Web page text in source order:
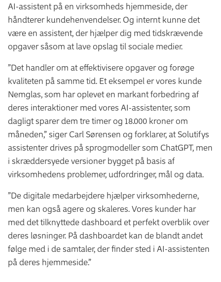
AI-assistent på en virksomheds hjemmeside, der
håndterer kundehenvendelser. Og internt kunne det
være en assistent, der hjælper dig med tidskrævende
opgaver såsom at lave opslag til sociale medier.
”Det handler om at effektivisere opgaver og forøge
kvaliteten på samme tid. Et eksempel er vores kunde
Nemglas, som har oplevet en markant forbedring af
deres interaktioner med vores AI-assistenter, som
dagligt sparer dem tre timer og 18.000 kroner om
måneden,” siger Carl Sørensen og forklarer, at Solutifys
assistenter drives på sprogmodeller som ChatGPT, men
i skræddersyede versioner bygget på basis af
virksomhedens problemer, udfordringer, mål og data.
”De digitale medarbejdere hjælper virksomhederne,
men kan også agere og skaleres. Vores kunder har
med det tilknyttede dashboard et perfekt overblik over
deres løsninger. På dashboardet kan de blandt andet
følge med i de samtaler, der finder sted i AI-assistenten
på deres hjemmeside.”